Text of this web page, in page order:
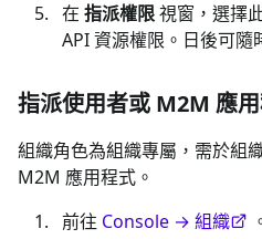
在 指派權限視窗，選擇
API 資源權限。日後可隨
指派使用者或 M2M 應
組織角色為組織專屬，需於組
M2M 應用程式。
前往 Console → 組織